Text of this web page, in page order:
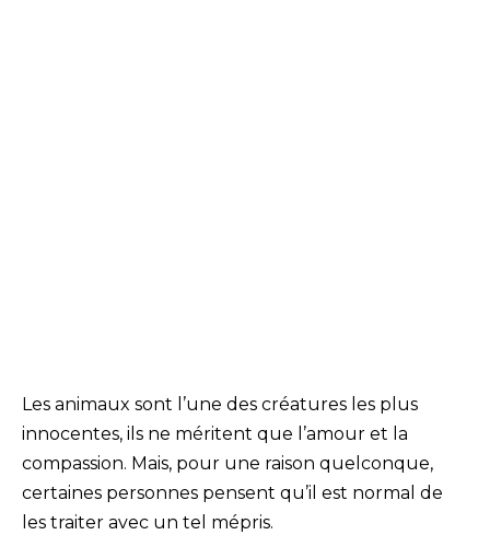
Les animaux sont l’une des créatures les plus
innocentes, ils ne méritent que l’amour et la
compassion. Mais, pour une raison quelconque,
certaines personnes pensent qu’il est normal de
les traiter avec un tel mépris.